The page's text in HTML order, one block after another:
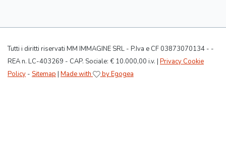
Tutti i diritti riservati MM IMMAGINE SRL - P.Iva e CF 03873070134 - -
REA n. LC-403269 - CAP. Sociale: € 10.000,00 i.v. | Privacy Cookie
Policy - Sitemap | Made with by Egogea